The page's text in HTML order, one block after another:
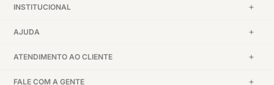
INSTITUCIONAL
AJUDA
ATENDIMENTO AO CLIENTE
FALE COM A GENTE